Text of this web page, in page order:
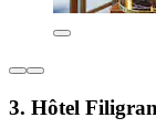
3. Hôtel